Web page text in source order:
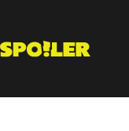
contenido